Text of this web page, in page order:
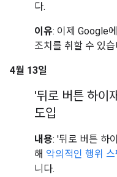
다.
이유: 이제 Google
조치를 취할 수 있습
4월 13일
'뒤로 버튼 하이
도입
내용: '뒤로 버튼 하
해 악의적인 행위 스
니다.